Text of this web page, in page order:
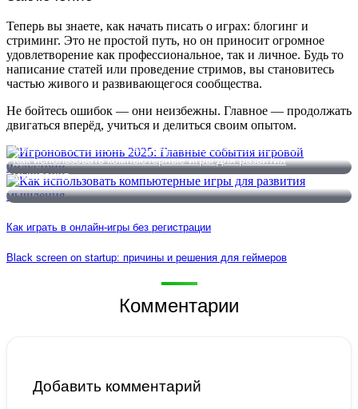
Теперь вы знаете, как начать писать о играх: блогинг и
стриминг. Это не простой путь, но он приносит огромное
удовлетворение как профессиональное, так и личное. Будь то
написание статей или проведение стримов, вы становитесь
частью живого и развивающегося сообщества.
Не бойтесь ошибок — они неизбежны. Главное — продолжать
двигаться вперёд, учиться и делиться своим опытом.
Игроновости июнь 2025: Главные события игровой индустрии
Как использовать компьютерные игры для развития
мышления
Как играть в онлайн-игры без регистрации
Black screen on startup: причины и решения для геймеров
Комментарии
Добавить комментарий